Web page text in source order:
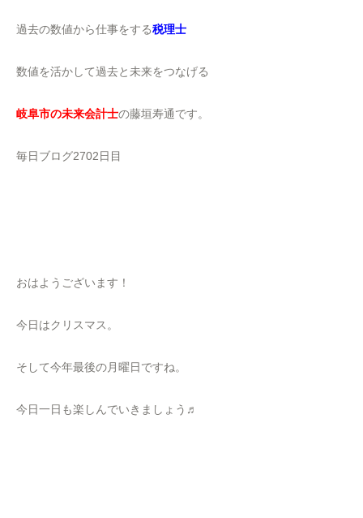
過去の数値から仕事をする税理士
数値を活かして過去と未来をつなげる
岐阜市の未来会計士の藤垣寿通です。
毎日ブログ2702日目
おはようございます！
今日はクリスマス。
そして今年最後の月曜日ですね。
今日一日も楽しんでいきましょう♬